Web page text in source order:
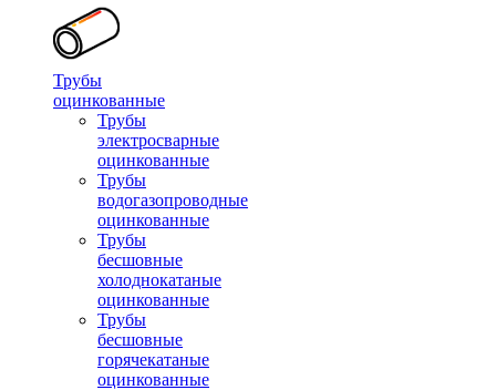
Трубы
оцинкованные
Трубы
электросварные
оцинкованные
Трубы
водогазопроводные
оцинкованные
Трубы
бесшовные
холоднокатаные
оцинкованные
Трубы
бесшовные
горячекатаные
оцинкованные